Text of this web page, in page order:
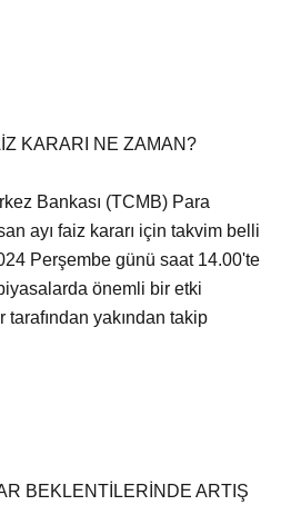
KARARI NE ZAMAN?
Bankası (TCMB) Para
ayı faiz kararı için takvim belli
Perşembe günü saat 14.00'te
önemli bir etki
tarafından yakından takip
BEKLENTİLERİNDE ARTIŞ